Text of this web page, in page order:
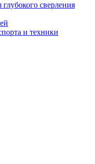
сверления
и техники